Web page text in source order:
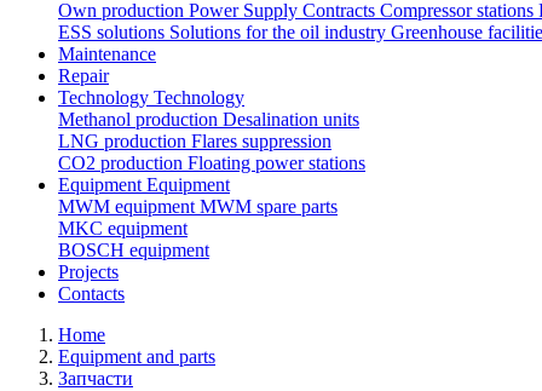
Own production Power Supply Contracts Compressor stations
ESS solutions Solutions for the oil industry Greenhouse
Maintenance
Repair
Technology Technology
Methanol production Desalination units
LNG production Flares suppression
СО2 production Floating power stations
EquipmentEquipment
MWM equipmentMWM spare parts
MKC equipment
BOSCH equipment
Projects
Contacts
Home
Equipment and parts
Запчасти